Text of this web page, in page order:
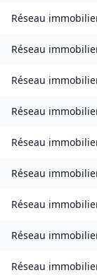
Réseau
Réseau
Réseau
Réseau
Réseau
Réseau
Réseau
Réseau
Réseau